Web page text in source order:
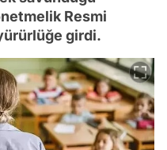
Resmi
girdi.